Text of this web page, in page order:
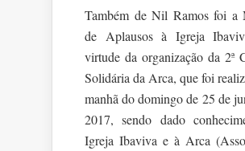
Também de Nil Ramos foi a
de Aplausos à Igreja
virtude da organização da 2ª
Solidária da Arca, que foi
manhã do domingo de 25 de
2017, sendo dado
Igreja Ibaviva e à Arca